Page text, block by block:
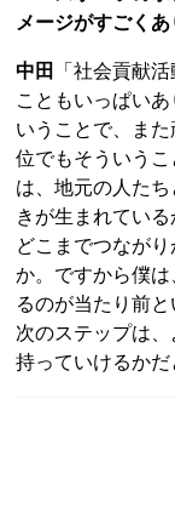
メージがすごくあ
中田
「社会貢献
こともいっぱい
いうことで、ま
位でもそういう
は、地元の人た
きが生まれてい
どこまでつなが
か。ですから僕
るのが当たり前
次のステップは
持っていけるかだ